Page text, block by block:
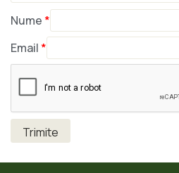
Nume *
Email *